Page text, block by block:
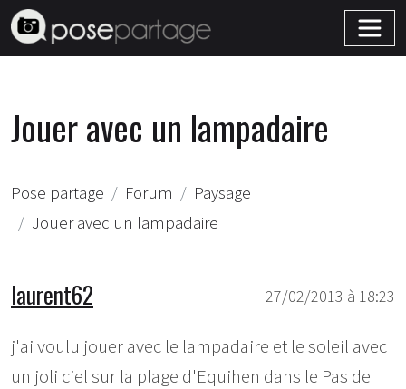
Jouer avec un lampadaire
Pose partage Forum
Paysage
Jouer avec un lampadaire
27/02/2013 à 18:23
laurent62
j'ai voulu jouer avec le lampadaire et le soleil avec
un joli ciel sur la plage d'Equihen dans le Pas de